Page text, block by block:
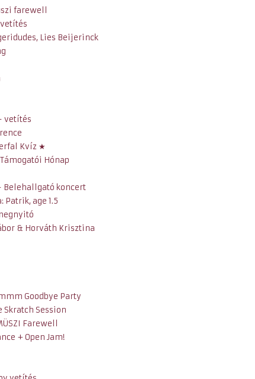
farewell
Lies Beijerinck
vetítés
Kvíz ★
Hónap
Belehallgató koncert
age 1.5
& Horváth Krisztina
Goodbye Party
Skratch Session
Farewell
+ Open Jam!